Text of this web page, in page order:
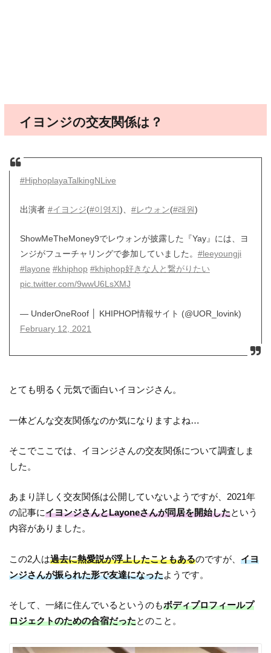
イヨンジの交友関係は？
#HiphoplayaTalkingNLive
出演者 #イヨンジ(#이영지)、 #レウォン(#래원)
ShowMeTheMoney9でレウォンが披露した『Yay』には、ヨ
ンジがフューチャリングで参加していました。 #leeyoungji
#layone #khiphop #khiphop好きな人と繋がりたい
pic.twitter.com/9wwU6LsXMJ
— UnderOneRoof │ KHIPHOP情報サイト (@UOR_lovink)
February 12, 2021
とても明るく元気で面白いイヨンジさん。
一体どんな交友関係なのか気になりますよね…
そこでここでは、イヨンジさんの交友関係について調査しま
した。
あまり詳しく交友関係は公開していないようですが、2021年
の記事にイヨンジさんとLayoneさんが同居を開始したという
内容がありました。
この2人は過去に熱愛説が浮上したこともあるのですが、イヨ
ンジさんが振られた形で友達になったようです。
そして、一緒に住んでいるというのもボディプロフィールプ
ロジェクトのための合宿だったとのこと。